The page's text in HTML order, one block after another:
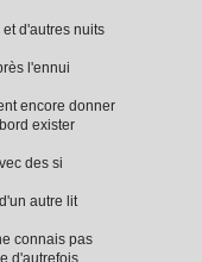
d'autres nuits
l'ennui
encore donner
exister
des si
autre lit
connais pas
d'autrefois